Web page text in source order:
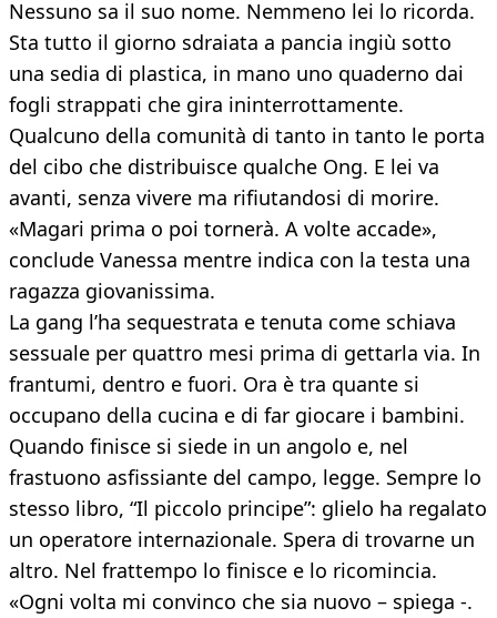
Nessuno sa il suo nome. Nemmeno lei lo ricorda.
Sta tutto il giorno sdraiata a pancia ingiù sotto
una sedia di plastica, in mano uno quaderno dai
fogli strappati che gira ininterrottamente.
Qualcuno della comunità di tanto in tanto le porta
del cibo che distribuisce qualche Ong. E lei va
avanti, senza vivere ma rifiutandosi di morire.
«Magari prima o poi tornerà. A volte accade»,
conclude Vanessa mentre indica con la testa una
ragazza giovanissima.
La gang l’ha sequestrata e tenuta come schiava
sessuale per quattro mesi prima di gettarla via. In
frantumi, dentro e fuori. Ora è tra quante si
occupano della cucina e di far giocare i bambini.
Quando finisce si siede in un angolo e, nel
frastuono asfissiante del campo, legge. Sempre lo
stesso libro, “Il piccolo principe”: glielo ha regalato
un operatore internazionale. Spera di trovarne un
altro. Nel frattempo lo finisce e lo ricomincia.
«Ogni volta mi convinco che sia nuovo – spiega -.